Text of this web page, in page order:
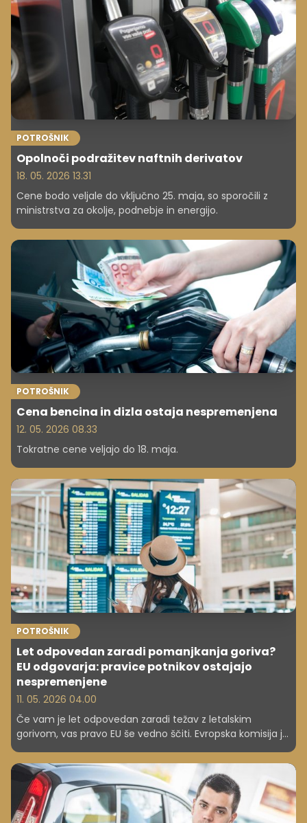
POTROŠNIK
Opolnoči podražitev naftnih derivatov
18. 05. 2026 13.31
Cene bodo veljale do vključno 25. maja, so sporočili z
ministrstva za okolje, podnebje in energijo.
POTROŠNIK
Cena bencina in dizla ostaja nespremenjena
12. 05. 2026 08.33
Tokratne cene veljajo do 18. maja.
POTROŠNIK
Let odpovedan zaradi pomanjkanja goriva?
EU odgovarja: pravice potnikov ostajajo
nespremenjene
11. 05. 2026 04.00
Če vam je let odpovedan zaradi težav z letalskim
gorivom, vas pravo EU še vedno ščiti. Evropska komisija je
odškodnine – in kdaj ne.